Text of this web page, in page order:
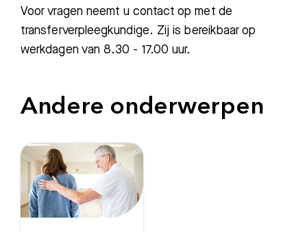
Bezoektijden
Afspraak maken
Voor vragen neemt u contact op met de
transferverpleegkundige. Zij is bereikbaar op
werkdagen van 8.30 - 17.00 uur.
Andere onderwerpen